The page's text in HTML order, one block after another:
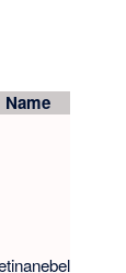
Name